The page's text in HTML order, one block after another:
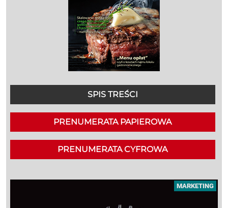
SPIS TREŚCI
PRENUMERATA PAPIEROWA
PRENUMERATA CYFROWA
MARKETING